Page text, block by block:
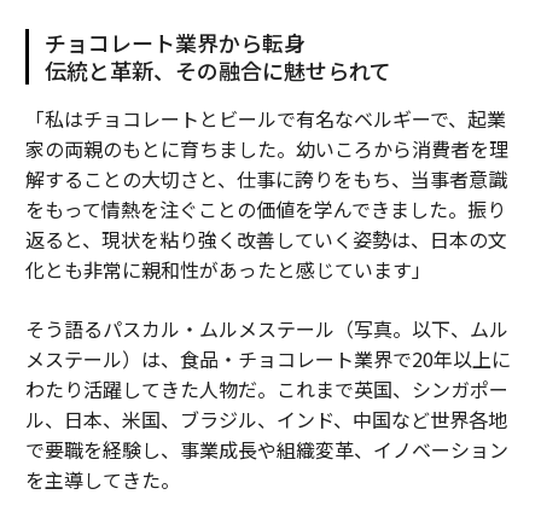
チョコレート業界から転身
伝統と革新、その融合に魅せられて
「私はチョコレートとビールで有名なベルギーで、起業
家の両親のもとに育ちました。幼いころから消費者を理
解することの大切さと、仕事に誇りをもち、当事者意識
をもって情熱を注ぐことの価値を学んできました。振り
返ると、現状を粘り強く改善していく姿勢は、日本の文
化とも非常に親和性があったと感じています」
そう語るパスカル・ムルメステール（写真。以下、ムル
メステール）は、食品・チョコレート業界で20年以上に
わたり活躍してきた人物だ。これまで英国、シンガポー
ル、日本、米国、ブラジル、インド、中国など世界各地
で要職を経験し、事業成長や組織変革、イノベーション
を主導してきた。